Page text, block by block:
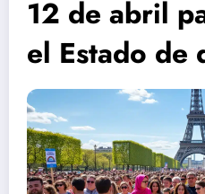
12 de abril
el Estado de